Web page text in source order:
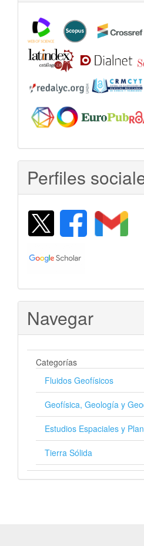
Perfiles
Navegar
Categorías
Fluidos Geofísicos
Geofísica, Geología y
Estudios Espaciales y
Tierra Sólida